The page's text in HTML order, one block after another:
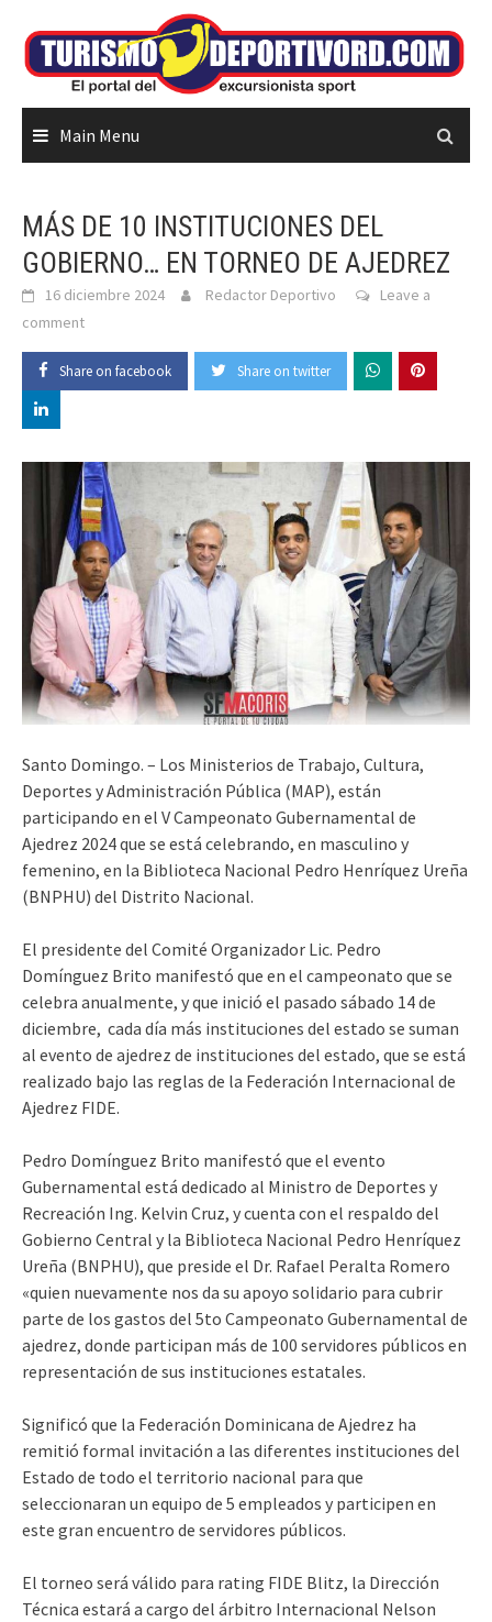
content
Main Menu
MÁS DE 10 INSTITUCIONES DEL
GOBIERNO… EN TORNEO DE AJEDREZ
16 diciembre 2024 Redactor Deportivo
Leave a
comment
Share on facebook Share on twitter
Santo Domingo. – Los Ministerios de Trabajo, Cultura,
Deportes y Administración Pública (MAP), están
participando en el V Campeonato Gubernamental de
Ajedrez 2024 que se está celebrando, en masculino y
femenino, en la Biblioteca Nacional Pedro Henríquez Ureña
(BNPHU) del Distrito Nacional.
El presidente del Comité Organizador Lic. Pedro
Domínguez Brito manifestó que en el campeonato que se
celebra anualmente, y que inició el pasado sábado 14 de
diciembre, cada día más instituciones del estado se suman
al evento de ajedrez de instituciones del estado, que se está
realizado bajo las reglas de la Federación Internacional de
Ajedrez FIDE.
Pedro Domínguez Brito manifestó que el evento
Gubernamental está dedicado al Ministro de Deportes y
Recreación Ing. Kelvin Cruz, y cuenta con el respaldo del
Gobierno Central y la Biblioteca Nacional Pedro Henríquez
Ureña (BNPHU), que preside el Dr. Rafael Peralta Romero
«quien nuevamente nos da su apoyo solidario para cubrir
parte de los gastos del 5to Campeonato Gubernamental de
ajedrez, donde participan más de 100 servidores públicos en
representación de sus instituciones estatales.
Significó que la Federación Dominicana de Ajedrez ha
remitió formal invitación a las diferentes instituciones del
Estado de todo el territorio nacional para que
seleccionaran un equipo de 5 empleados y participen en
este gran encuentro de servidores públicos.
El torneo será válido para rating FIDE Blitz, la Dirección
Técnica estará a cargo del árbitro Internacional Nelson